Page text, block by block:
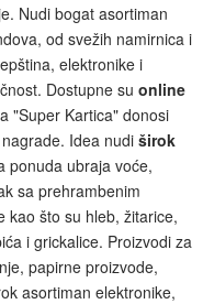
Nudi bogat asortiman
od svežih namirnica i
elektronike i
Dostupne su online
"Super Kartica" donosi
Idea nudi širok
ponuda ubraja voće,
sa prehrambenim
kao što su hleb, žitarice,
i grickalice. Proizvodi za
papirne proizvode,
asortiman elektronike,